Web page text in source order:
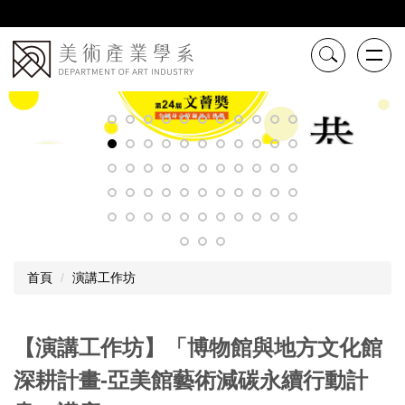
到
主
要
內
容
首頁 演講工作坊
【演講工作坊】「博物館與地方文化館
深耕計畫-亞美館藝術減碳永續行動計